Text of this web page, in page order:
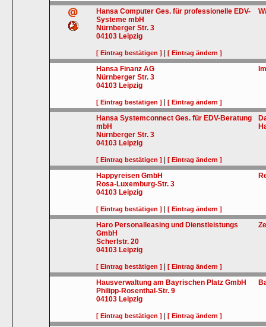
Hansa Computer Ges. für professionelle EDV-
Systeme mbH
Nürnberger Str. 3
04103 Leipzig
[ Eintrag bestätigen ] |[ Eintrag ändern ]
Hansa Finanz AG
Nürnberger Str. 3
04103 Leipzig
[ Eintrag bestätigen ] |[ Eintrag ändern ]
Hansa Systemconnect Ges. für EDV-Beratung
mbH
Nürnberger Str. 3
04103 Leipzig
[ Eintrag bestätigen ] |[ Eintrag ändern ]
Happyreisen GmbH
Rosa-Luxemburg-Str. 3
04103 Leipzig
[ Eintrag bestätigen ] |[ Eintrag ändern ]
Haro Personalleasing und Dienstleistungs
GmbH
Scherlstr. 20
04103 Leipzig
[ Eintrag bestätigen ] |[ Eintrag ändern ]
Hausverwaltung am Bayrischen Platz GmbH
Philipp-Rosenthal-Str. 9
04103 Leipzig
[ Eintrag bestätigen ] |[ Eintrag ändern ]